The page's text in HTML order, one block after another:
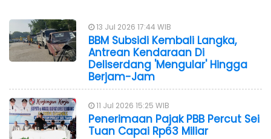
13 Jul 2026 17:44 WIB
BBM Subsidi Kembali Langka,
Antrean Kendaraan Di
Deliserdang 'Mengular' Hingga
Berjam-Jam
11 Jul 2026 15:25 WIB
Penerimaan Pajak PBB Percut Sei
Tuan Capai Rp63 Miliar